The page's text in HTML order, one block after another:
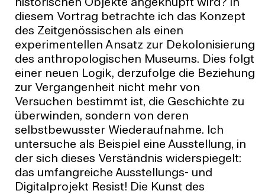
historischen Objekte angeknüpft wird? In
diesem Vortrag betrachte ich das Konzept
des Zeitgenössischen als einen
experimentellen Ansatz zur Dekolonisierung
des anthropologischen Museums. Dies folgt
einer neuen Logik, derzufolge die Beziehung
zur Vergangenheit nicht mehr von
Versuchen bestimmt ist, die Geschichte zu
überwinden, sondern von deren
selbstbewusster Wiederaufnahme. Ich
untersuche als Beispiel eine Ausstellung, in
der sich dieses Verständnis widerspiegelt:
das umfangreiche Ausstellungs- und
Digitalprojekt Resist! Die Kunst des